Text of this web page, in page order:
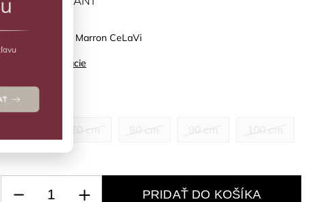
Merino nohavice Marron CeLaVi
Detailné informácie
Veľkosť
PRIDAŤ DO KOŠÍKA